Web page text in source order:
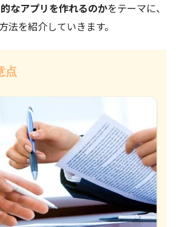
なアプリを作れるのかをテーマに、
法を紹介していきます。
点